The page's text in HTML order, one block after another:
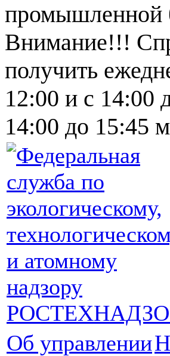
промышленной
Внимание!!!
получить
12:00 и с 14:00
14:00 до 15:45
Об управлении